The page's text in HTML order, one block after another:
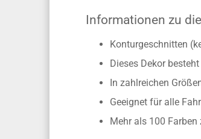
Informationen zu
Konturgeschnitten
Dieses Dekor
In zahlreichen
Geeignet für alle
Mehr als 100 Farben